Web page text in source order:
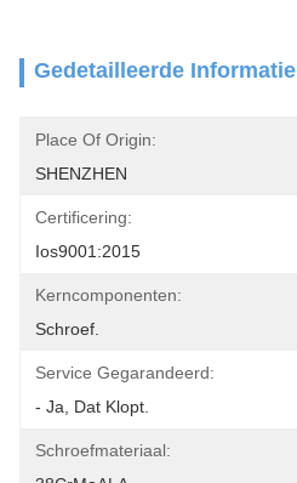
Gedetailleerde Informatie
Place Of Origin:
SHENZHEN
Certificering:
Ios9001:2015
Kerncomponenten:
Schroef.
Service Gegarandeerd:
- Ja, Dat Klopt.
Schroefmateriaal: